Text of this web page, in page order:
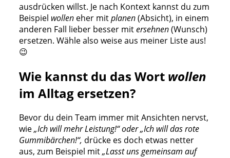
ausdrücken willst. Je nach Kontext kannst du zum
Beispiel wolleneher mitplanen(Absicht), in einem
anderen Fall lieber besser mitersehnen(Wunsch)
ersetzen. Wähle also weise aus meiner Liste aus!
😉
Wie kannst du das Wort wollen
im Alltag ersetzen?
Bevor du dein Team immer mit Ansichten nervst,
wie„Ich will mehr Leistung!“ oder „Ich will das rote
Gummibärchen!“, drücke es doch etwas netter
aus, zum Beispiel mit„Lasst uns gemeinsam auf